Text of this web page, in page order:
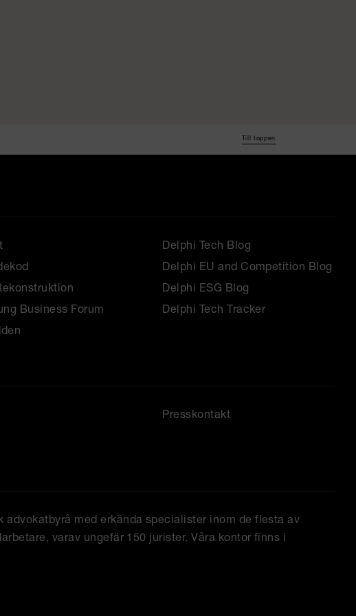
Till toppen
Delphi Tech Blog
Delphi EU and Competition Blog
Delphi ESG Blog
Business Forum
Delphi Tech Tracker
Presskontakt
med erkända specialister inom de flesta av
varav ungefär 150 jurister. Våra kontor finns i